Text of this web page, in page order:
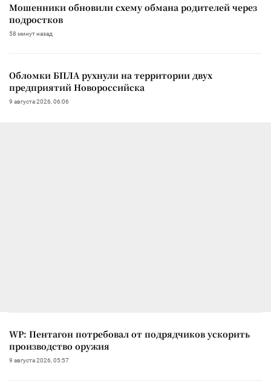
Мошенники обновили схему обмана родителей через
подростков
58 минут назад
Обломки БПЛА рухнули на территории двух
предприятий Новороссийска
9 августа 2026, 06:06
WP: Пентагон потребовал от подрядчиков ускорить
производство оружия
9 августа 2026, 05:57